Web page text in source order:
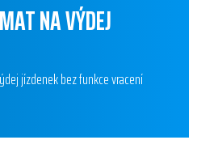
NA VÝDEJ
jízdenek bez funkce vracení